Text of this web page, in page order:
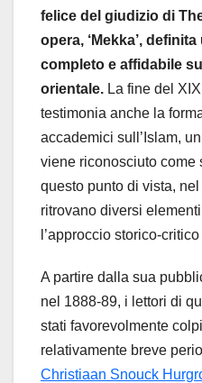
felice del giudizio di
opera, ‘Mekka’,
completo e affidabile
orientale. La fine del
testimonia anche la
accademici sull’Islam,
viene riconosciuto come
questo punto di vista,
ritrovano diversi
l’approccio storico-
A partire dalla sua
nel 1888-89, i lettori di
stati favorevolmente
relativamente breve
Christiaan Snouck